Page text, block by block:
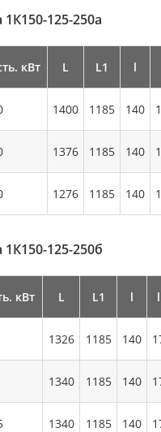
1К150-125-250а
кВт L L1 l
1400 1185 140
1376 1185 140
1276 1185 140
1К150-125-250б
кВт L L1 l
1326 1185 140
1340 1185 140
1340 1185 140